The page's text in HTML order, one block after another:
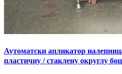
Аутоматски апликатор
пластичну / стаклену округлу